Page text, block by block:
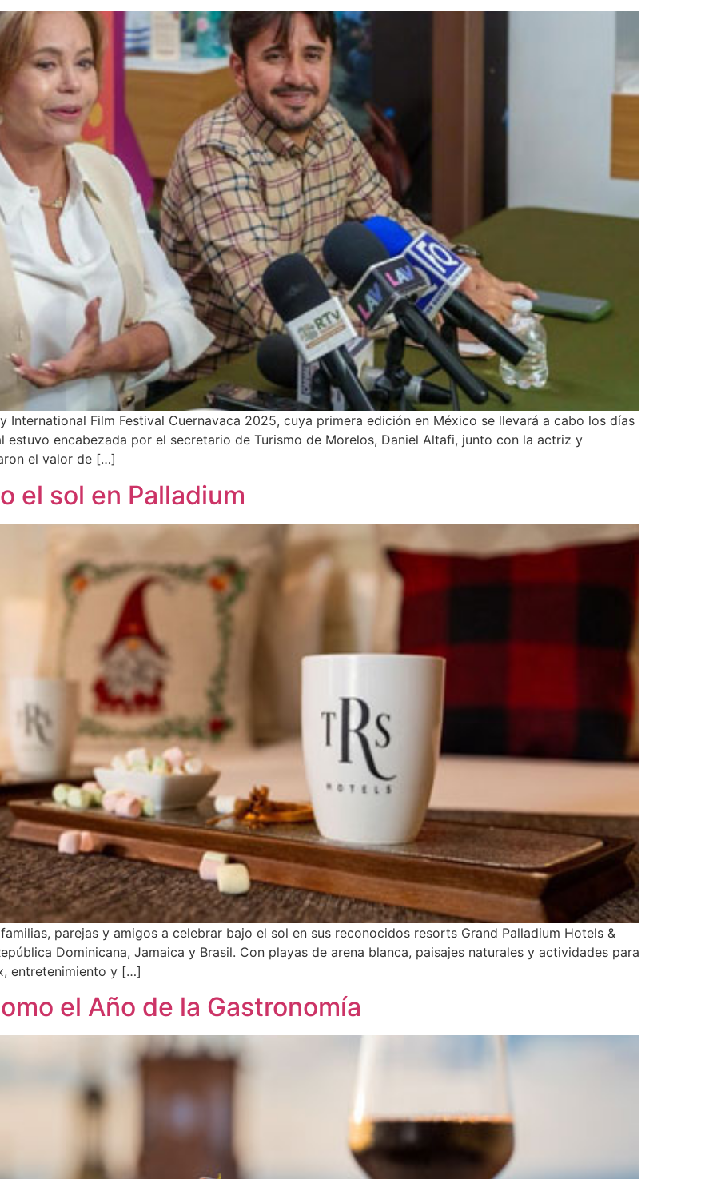
International Film Festival Cuernavaca 2025, cuya primera edición en México se llevará a cabo los días
estuvo encabezada por el secretario de Turismo de Morelos, Daniel Altafi, junto con la actriz y
el valor de […]
el sol en Palladium
parejas y amigos a celebrar bajo el sol en sus reconocidos resorts Grand Palladium Hotels &
Dominicana, Jamaica y Brasil. Con playas de arena blanca, paisajes naturales y actividades para
entretenimiento y […]
el Año de la Gastronomía